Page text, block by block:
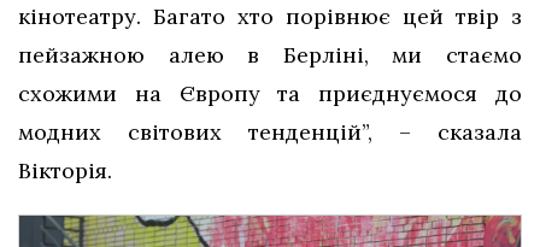
кінотеатру. Багато хто порівнює цей твір з
пейзажною алею в Берліні, ми стаємо
схожими на Європу та приєднуємося до
модних світових тенденцій”, – сказала
Вікторія.